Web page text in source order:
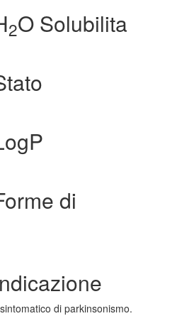
2O Solubilita
di
di parkinsonismo.